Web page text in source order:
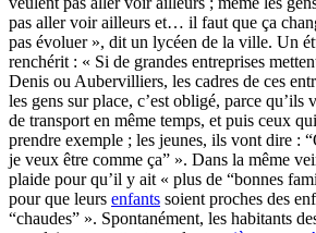
pas aller voir ailleurs et… il faut que ça
pas évoluer », dit un lycéen de la ville. Un
renchérit : « Si de grandes entreprises
Denis ou Aubervilliers, les cadres de ces
les gens sur place, c’est obligé, parce qu’ils
de transport en même temps, et puis ceux
prendre exemple ; les jeunes, ils vont dire :
je veux être comme ça” ». Dans la même
plaide pour qu’il y ait « plus de “bonnes
pour que leurs enfants soient proches des
“chaudes” ». Spontanément, les habitants